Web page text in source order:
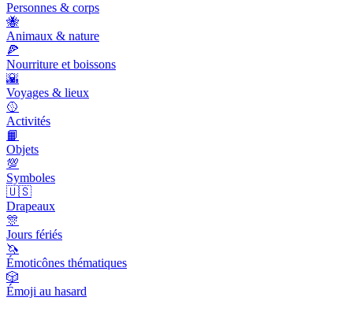
Personnes & corps
🐝
Animaux & nature
🍕
Nourriture et boissons
🌇
Voyages & lieux
🥎
Activités
📙
Objets
💯
Symboles
🇺🇸
Drapeaux
🎊
Jours fériés
🦄
Émoticônes thématiques
🎲
Émoji au hasard